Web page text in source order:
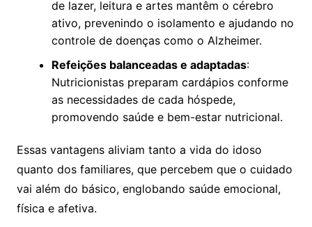
de lazer, leitura e artes mantêm o cérebro
ativo, prevenindo o isolamento e ajudando no
controle de doenças como o Alzheimer.
Refeições balanceadas e adaptadas:
Nutricionistas preparam cardápios conforme
as necessidades de cada hóspede,
promovendo saúde e bem-estar nutricional.
Essas vantagens aliviam tanto a vida do idoso
quanto dos familiares, que percebem que o cuidado
vai além do básico, englobando saúde emocional,
física e afetiva.